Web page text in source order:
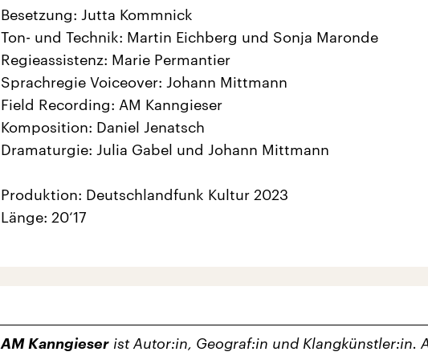
Besetzung: Jutta Kommnick
Ton- und Technik: Martin Eichberg und Sonja Maronde
Regieassistenz: Marie Permantier
Sprachregie Voiceover: Johann Mittmann
Field Recording: AM Kanngieser
Komposition: Daniel Jenatsch
Dramaturgie: Julia Gabel und Johann Mittmann
Produktion: Deutschlandfunk Kultur 2023
Länge: 20‘17
AM Kanngieser ist Autor:in, Geograf:in und Klangkünstler:in.